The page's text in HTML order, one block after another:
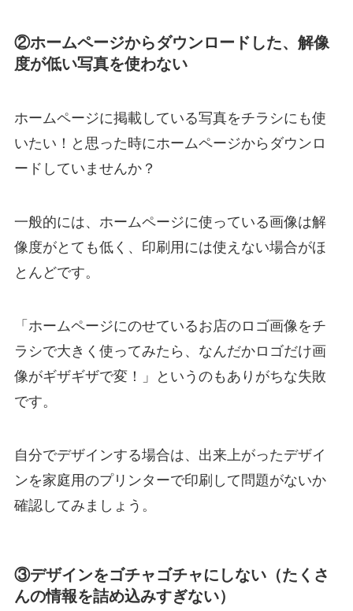
②ホームページからダウンロードした、解像
度が低い写真を使わない
ホームページに掲載している写真をチラシにも使
いたい！と思った時にホームページからダウンロ
ードしていませんか？
一般的には、ホームページに使っている画像は解
像度がとても低く、印刷用には使えない場合がほ
とんどです。
「ホームページにのせているお店のロゴ画像をチ
ラシで大きく使ってみたら、なんだかロゴだけ画
像がギザギザで変！」というのもありがちな失敗
です。
自分でデザインする場合は、出来上がったデザイ
ンを家庭用のプリンターで印刷して問題がないか
確認してみましょう。
③デザインをゴチャゴチャにしない（たくさ
んの情報を詰め込みすぎない）